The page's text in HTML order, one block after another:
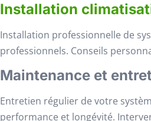
Installation
Installation professionnelle de
professionnels. Conseils
Maintenance et
Entretien régulier de votre
performance et longévité.